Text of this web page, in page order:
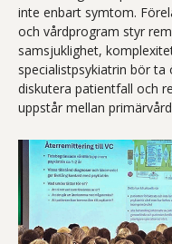
inte enbart symtom.
och vårdprogram styr
samsjuklighet,
specialistpsykiatrin bör
diskutera patientfall och
uppstår mellan